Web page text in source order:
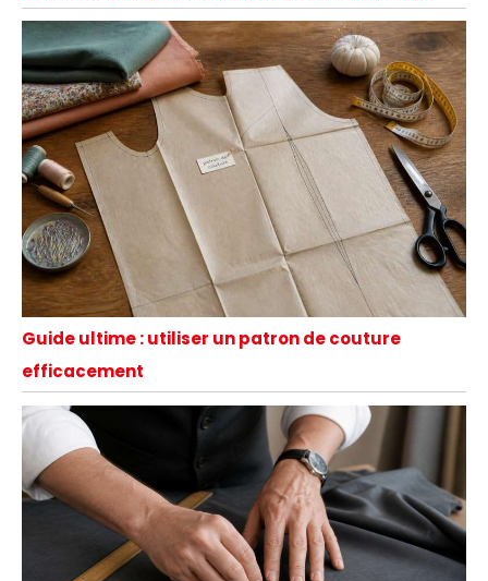
Guide ultime : utiliser un patron de couture
efficacement